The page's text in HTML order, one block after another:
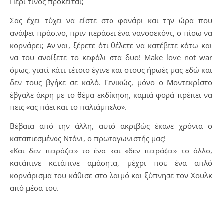
Σας έχει τύχει να είστε στο φανάρι και την ώρα που
ανάψει πράσινο, πριν περάσει ένα νανοσεκόντ, ο πίσω να
κορνάρει; Αν ναι, ξέρετε ότι θέλετε να κατέβετε κάτω και
να του ανοίξετε το κεφάλι στα δυο! Make love not war
όμως, γιατί κάτι τέτοιο έγινε και στους ήρωές μας εδώ και
δεν τους βγήκε σε καλό. Γενικώς, μόνο ο Μοντεκρίστο
έβγαλε άκρη με το θέμα εκδίκηση, καμιά φορά πρέπει να
πεις «ας πάει και το παλιάμπελο».
Βέβαια από την άλλη, αυτό ακριβώς έκανε χρόνια ο
καταπιεσμένος Ντάνι, ο πρωταγωνιστής μας!
«Και δεν πειράζει» το ένα και «δεν πειράζει» το άλλο,
κατάπινε κατάπινε αμάσητα, μέχρι που ένα απλό
κορνάρισμα του κάθισε στο λαιμό και ξύπνησε τον Χουλκ
από μέσα του.